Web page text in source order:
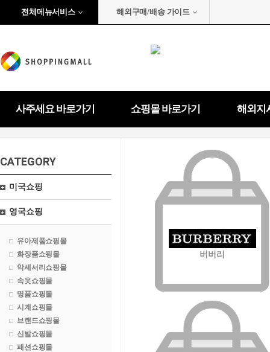
전체메뉴서비스 해외구매/배송 가이드
사주세요 바로가기 쇼핑몰 바로가기 해외지
CATEGORY
미국쇼핑
영국쇼핑
유아제품쇼핑몰
화장품쇼핑몰
악세서리쇼핑몰
속옷쇼핑몰
명품쇼핑몰
시계쇼핑몰
브랜드쇼핑몰
신발쇼핑몰
패션쇼핑몰
버버리